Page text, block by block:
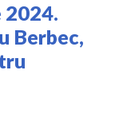
2024.
Berbec,